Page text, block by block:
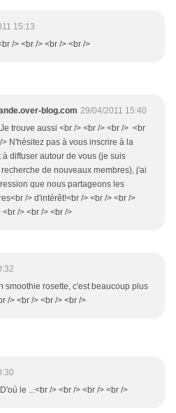
15:13
/> <br /> <br /> <br />
blog.com 29/04/2011 15:40
trouve aussi <br /> <br /> <br /> <br
> N'hésitez pas à vous inscrire à la
à diffuser autour de vous (je suis
de nouveaux membres), j'ai
que nous partageons les
/> d'intérêt!<br /> <br /> <br />
<br /> <br /> <br />
smoothie rosette, c'est beaucoup plus
/> <br /> <br /> <br />
le ...<br /> <br /> <br /> <br />